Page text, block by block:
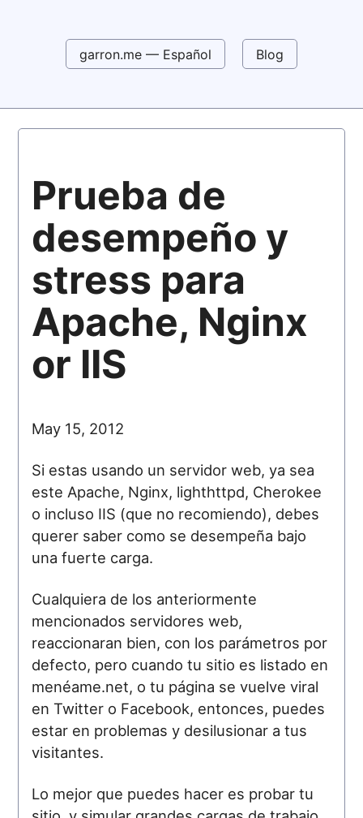
garron.me — Español Blog
Prueba de
desempeño y
stress para
Apache, Nginx
or IIS
May 15, 2012
Si estas usando un servidor web, ya sea
este Apache, Nginx, lighthttpd, Cherokee
o incluso IIS (que no recomiendo), debes
querer saber como se desempeña bajo
una fuerte carga.
Cualquiera de los anteriormente
mencionados servidores web,
reaccionaran bien, con los parámetros por
defecto, pero cuando tu sitio es listado en
menéame.net, o tu página se vuelve viral
en Twitter o Facebook, entonces, puedes
estar en problemas y desilusionar a tus
visitantes.
Lo mejor que puedes hacer es probar tu